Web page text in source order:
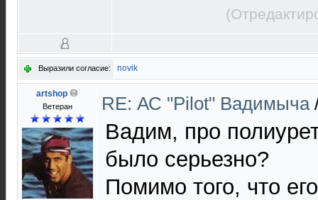
Выразили согласие: novik
artshop
Ветеран RE: АС "Pilot" Вадимыча
Вадим, про
было серьезно?
Помимо того, что